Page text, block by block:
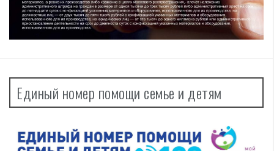
Единый номер помощи семье и детям